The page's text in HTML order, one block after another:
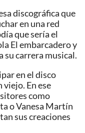
discográfica que
en una red
que sería el
El embarcadero y
su carrera musical.
en el disco
En ese
como
o Vanesa Martín
sus creaciones